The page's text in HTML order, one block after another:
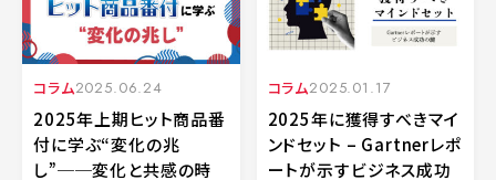
コラム2025.06.24
2025年上期ヒット商品番
付に学ぶ“変化の兆
し”──変化と共感の時
コラム2025.01.17
2025年に獲得すべきマイ
ンドセット – Gartnerレポ
ートが示すビジネス成功